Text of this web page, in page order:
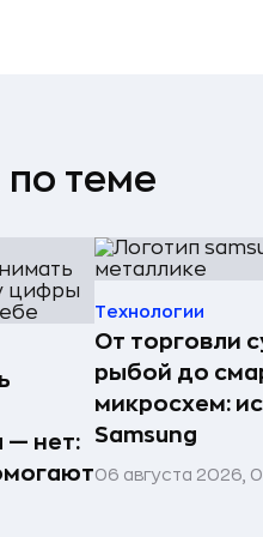
теме
— нет:
Технологии
От торговли
рыбой до
микросхем:
Samsung
06 августа 2026,